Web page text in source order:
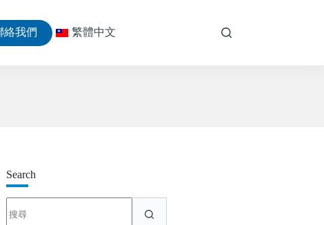
絡我們 繁體中文
Search
不